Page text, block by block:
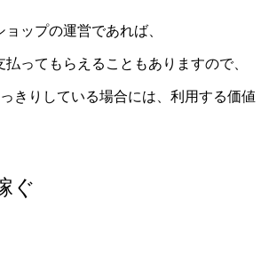
ップの運営であれば、
ってもらえることもありますので、
きりしている場合には、利用する価値
ぐ